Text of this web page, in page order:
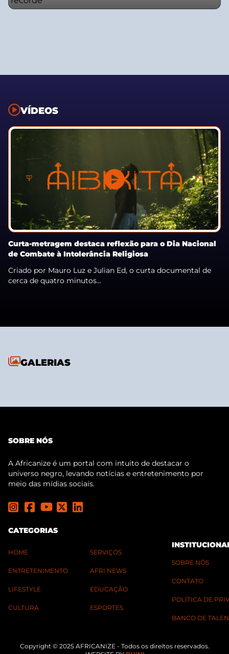
VÍDEOS
Curta-metragem destaca reflexão para o Dia Nacional
de Combate à Intolerância Religiosa
Criado por Mauro Luz e Julian Ed, o curta documental de
cerca de quatro minutos...
GALERIAS
SOBRE NÓS
A Africanize é um portal com intuito de destacar o
universo negro, levando notícias e entretenimento por
meio das mídias sociais.
CATEGORIAS
HOME
ENTRETENIMENTO
LIFESTYLE
CULTURA
SERVIÇOS
AFRI NEWS
EDUCAÇÃO
ESPORTES
SOBRE NÓS
CONTATO
POLÍTICA DE
BANCO DE
Copyright © 2025 AFRICANIZE - Todos os direitos reservados.